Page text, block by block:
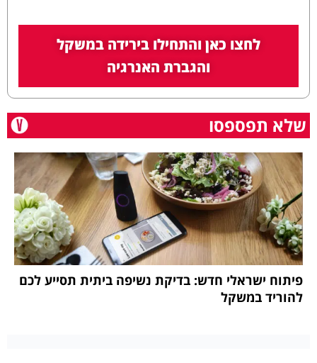
לחצו כאן והתחילו בירידה במשקל
והגברת האנרגיה
שלא תפספסו
פיתוח ישראלי חדש: בדיקת נשיפה ביתית תסייע לכם
להוריד במשקל